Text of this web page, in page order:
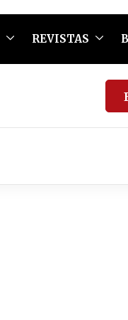
REVISTAS